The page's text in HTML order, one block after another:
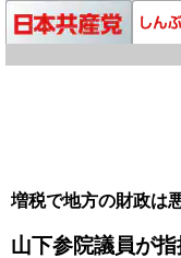
増税で地方の財政は
山下参院議員が指